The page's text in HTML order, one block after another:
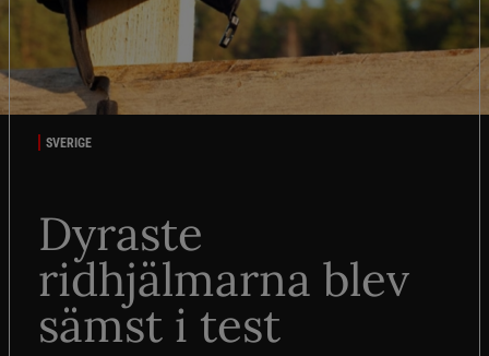
SVERIGE
Dyraste
ridhjälmarna blev
sämst i test